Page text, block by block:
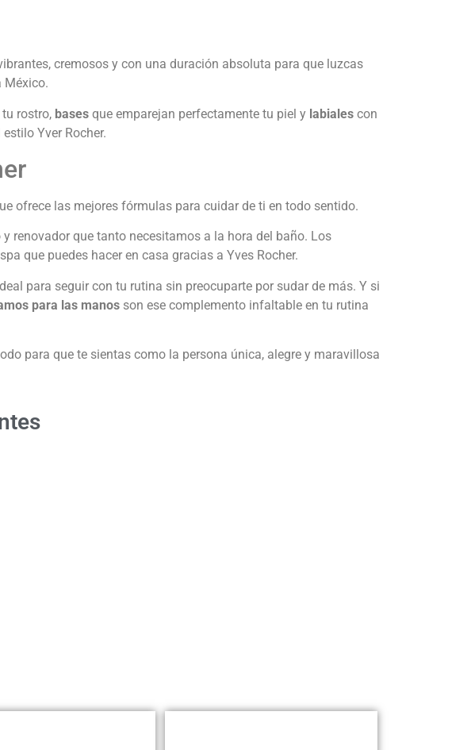
cremosos y con una duración absoluta para que luzcas
México.
rostro, bases que emparejan perfectamente tu piel y labiales con
Yver Rocher.
ofrece las mejores fórmulas para cuidar de ti en todo sentido.
renovador que tanto necesitamos a la hora del baño. Los
que puedes hacer en casa gracias a Yves Rocher.
para seguir con tu rutina sin preocuparte por sudar de más. Y si
para las manos son ese complemento infaltable en tu rutina
para que te sientas como la persona única, alegre y maravillosa